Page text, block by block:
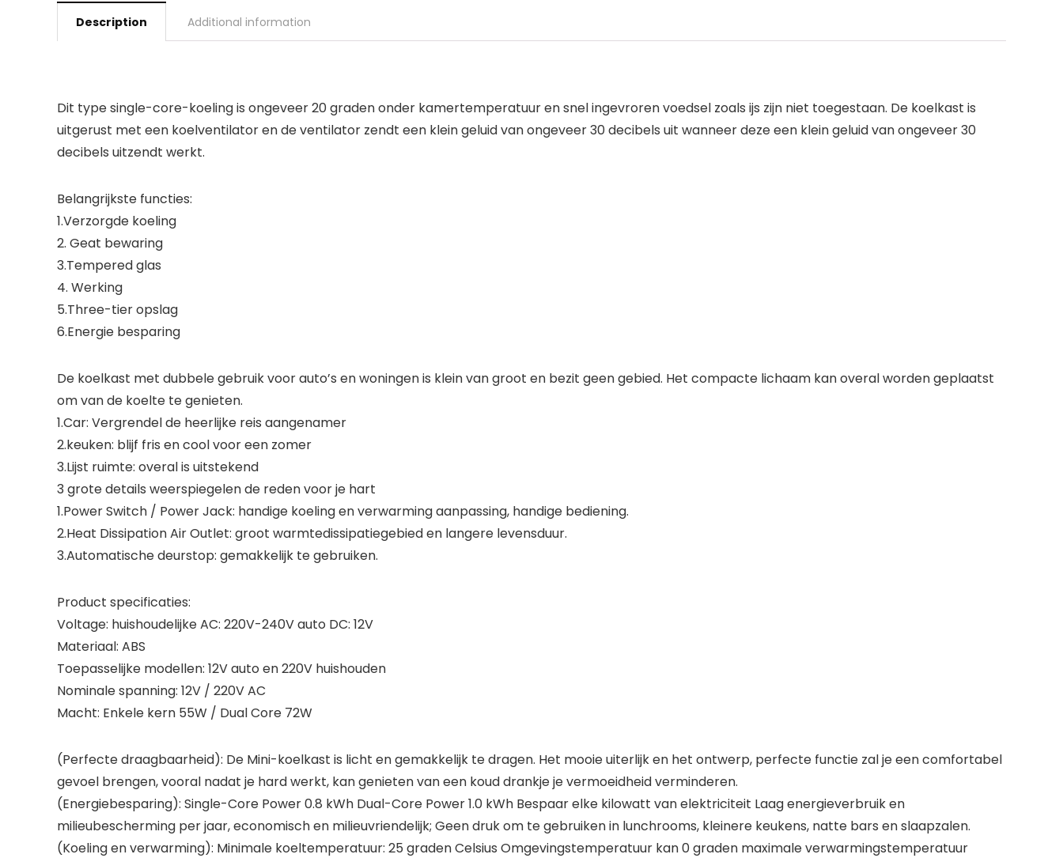
Description Additional information
Dit type single-core-koeling is ongeveer 20 graden onder kamertemperatuur en snel ingevroren voedsel zoals ijs zijn niet toegestaan. De koelkast is
uitgerust met een koelventilator en de ventilator zendt een klein geluid van ongeveer 30 decibels uit wanneer deze een klein geluid van ongeveer 30
decibels uitzendt werkt.
Belangrijkste functies:
1.Verzorgde koeling
2. Geat bewaring
3.Tempered glas
4. Werking
5.Three-tier opslag
6.Energie besparing
De koelkast met dubbele gebruik voor auto’s en woningen is klein van groot en bezit geen gebied. Het compacte lichaam kan overal worden geplaatst
om van de koelte te genieten.
1.Car: Vergrendel de heerlijke reis aangenamer
2.keuken: blijf fris en cool voor een zomer
3.Lijst ruimte: overal is uitstekend
3 grote details weerspiegelen de reden voor je hart
1.Power Switch / Power Jack: handige koeling en verwarming aanpassing, handige bediening.
2.Heat Dissipation Air Outlet: groot warmtedissipatiegebied en langere levensduur.
3.Automatische deurstop: gemakkelijk te gebruiken.
Product specificaties:
Voltage: huishoudelijke AC: 220V-240V auto DC: 12V
Materiaal: ABS
Toepasselijke modellen: 12V auto en 220V huishouden
Nominale spanning: 12V / 220V AC
Macht: Enkele kern 55W / Dual Core 72W
(Perfecte draagbaarheid): De Mini-koelkast is licht en gemakkelijk te dragen. Het mooie uiterlijk en het ontwerp, perfecte functie zal je een comfortabel
gevoel brengen, vooral nadat je hard werkt, kan genieten van een koud drankje je vermoeidheid verminderen.
(Energiebesparing): Single-Core Power 0.8 kWh Dual-Core Power 1.0 kWh Bespaar elke kilowatt van elektriciteit Laag energieverbruik en
milieubescherming per jaar, economisch en milieuvriendelijk; Geen druk om te gebruiken in lunchrooms, kleinere keukens, natte bars en slaapzalen.
(Koeling en verwarming): Minimale koeltemperatuur: 25 graden Celsius Omgevingstemperatuur kan 0 graden maximale verwarmingstemperatuur